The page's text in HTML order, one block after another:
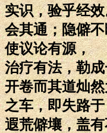
实识，验乎经
会其通；隐僻
使议论有源，
治疗有法，勒
开卷而其道灿
之车，即失路于
遐荒僻壤，盖